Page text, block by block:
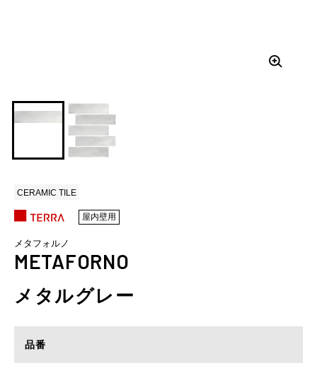
CERAMIC TILE
屋内壁用
メタフォルノ
METAFORNO
メタルグレー
品番